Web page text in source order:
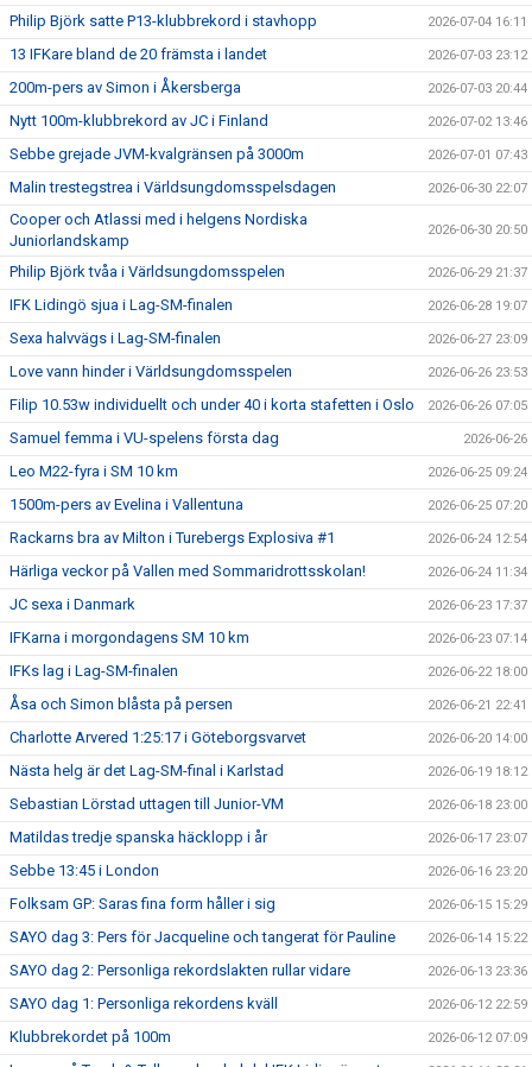
Philip Björk satte P13-klubbrekord i stavhopp 2026-07-04 16:11
13 IFKare bland de 20 främsta i landet 2026-07-03 23:12
200m-pers av Simon i Åkersberga 2026-07-03 20:44
Nytt 100m-klubbrekord av JC i Finland 2026-07-02 13:46
Sebbe grejade JVM-kvalgränsen på 3000m 2026-07-01 07:43
Malin trestegstrea i Världsungdomsspelsdagen 2026-06-30 22:07
Cooper och Atlassi med i helgens Nordiska
Juniorlandskamp
2026-06-30 20:50
Philip Björk tvåa i Världsungdomsspelen 2026-06-29 21:37
IFK Lidingö sjua i Lag-SM-finalen 2026-06-28 19:07
Sexa halvvägs i Lag-SM-finalen 2026-06-27 23:09
Love vann hinder i Världsungdomsspelen 2026-06-26 23:53
Filip 10.53w individuellt och under 40 i korta stafetten i Oslo 2026-06-26 07:05
Samuel femma i VU-spelens första dag 2026-06-26
Leo M22-fyra i SM 10 km 2026-06-25 09:24
1500m-pers av Evelina i Vallentuna 2026-06-25 07:20
Rackarns bra av Milton i Turebergs Explosiva #1 2026-06-24 12:54
Härliga veckor på Vallen med Sommaridrottsskolan! 2026-06-24 11:34
JC sexa i Danmark 2026-06-23 17:37
IFKarna i morgondagens SM 10 km 2026-06-23 07:14
IFKs lag i Lag-SM-finalen 2026-06-22 18:00
Åsa och Simon blåsta på persen 2026-06-21 22:41
Charlotte Arvered 1:25:17 i Göteborgsvarvet 2026-06-20 14:00
Nästa helg är det Lag-SM-final i Karlstad 2026-06-19 18:12
Sebastian Lörstad uttagen till Junior-VM 2026-06-18 23:00
Matildas tredje spanska häcklopp i år 2026-06-17 23:07
Sebbe 13:45 i London 2026-06-16 23:20
Folksam GP: Saras fina form håller i sig 2026-06-15 15:29
SAYO dag 3: Pers för Jacqueline och tangerat för Pauline 2026-06-14 15:22
SAYO dag 2: Personliga rekordslakten rullar vidare 2026-06-13 23:36
SAYO dag 1: Personliga rekordens kväll 2026-06-12 22:59
Klubbrekordet på 100m 2026-06-12 07:09